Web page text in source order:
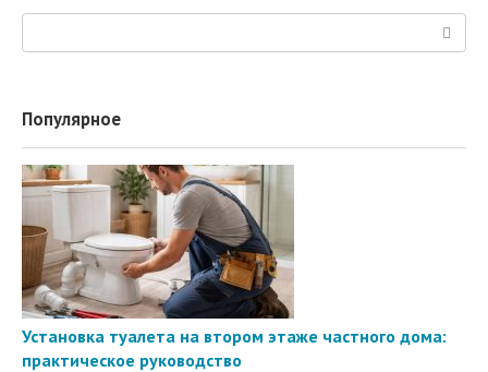
Поиск:
Популярное
Установка туалета на втором этаже частного дома:
практическое руководство